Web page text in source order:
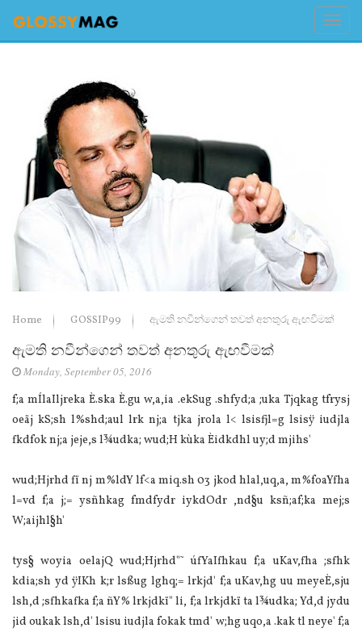
Home GOSSIP99 ඇමති නවීන්ගෙන් තවත් අනතුරු ඇඟවීමක්
ඇමති නවීන්ගෙන් තවත් අනතුරු ඇඟවීමක්
Monday, September 05, 2016
f;a mÍlaIljreka È.ska È.gu w,a,ia .ekSug .shfyd;a ;uka Tjqkag tfrysj
oeäj kS;sh l%shd;aul lrk nj;a tjka jrola l< lsisfjl=g lsisÿ iudjla
fkdfok nj;a jeje,s l¾udka; wud;H kùka Èidkdhl uy;d mjihs'
wud;Hjrhd fï nj m%ldY lf<a miq.sh 03 jkod hlal,uq,a, m%foaYfha
l=vd f;a j;= ysñhkag fmdfydr iykdOdr ,nd§u ksñ;af;ka mej;s
W;aijhl§h'
tys§ woyia oelajQ wud;Hjrhd"˜‍ úfYaIfhkau f;a uKav,fha ;sfhk
kdia;sh yd ÿIKh k;r lsßug lghq;= lrkjd' f;a uKav,hg uu meyeÈ,sju
lsh,d ;sfhkafka f;a ñY% lrkjdkï" li, f;a lrkjdkï ta l¾udka; Yd,d jydu
jid oukak lsh,d' lsisu iudjla fokak tmd' w;hg uqo,a .kak tl neye' f;a